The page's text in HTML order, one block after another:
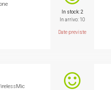
In stock: 2
In arrivo: 10
Date previste